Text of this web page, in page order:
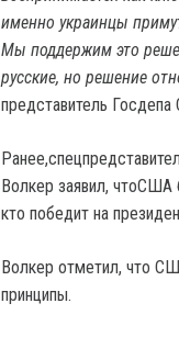
именно украинцы
Мы поддержим это
русские, но решение
представитель
Волкер заявил, чтоСША
кто победит на
Волкер отметил, что
принципы.